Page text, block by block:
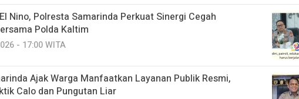
Nino, Polresta Samarinda Perkuat Sinergi Cegah
Polda Kaltim
- 17:00 WITA
Ajak Warga Manfaatkan Layanan Publik Resmi,
Calo dan Pungutan Liar